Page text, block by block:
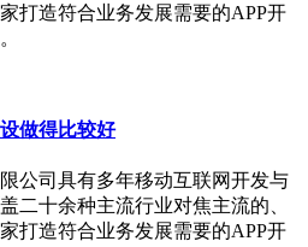
打造符合业务发展需要的APP开
做得比较好
公司具有多年移动互联网开发与
二十余种主流行业对焦主流的、
打造符合业务发展需要的APP开